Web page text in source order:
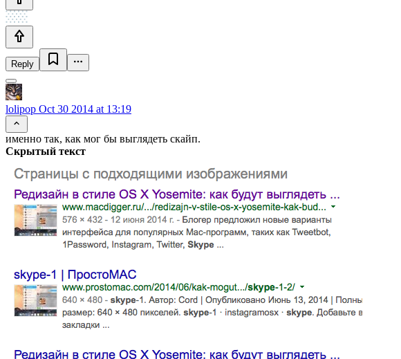
Reply
lolipop Oct 30 2014 at 13:19
именно так, как мог бы выглядеть скайп.
Скрытый текст